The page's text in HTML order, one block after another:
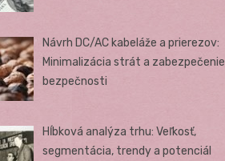
Návrh DC/AC kabeláže a prierezov:
Minimalizácia strát a zabezpečenie
bezpečnosti
Hĺbková analýza trhu: Veľkosť,
segmentácia, trendy a potenciál